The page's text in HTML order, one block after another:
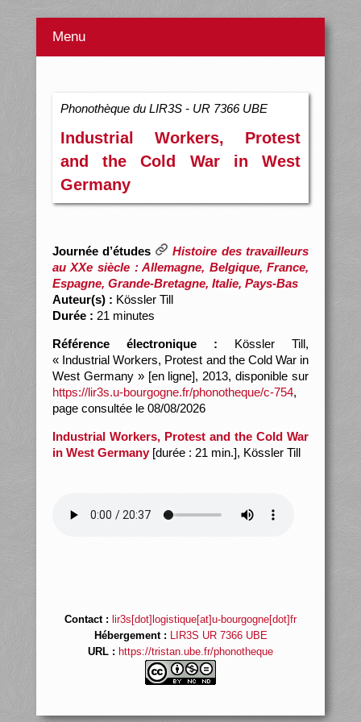
Menu
Phonothèque du LIR3S - UR 7366 UBE
Industrial Workers, Protest
and the Cold War in West
Germany
Journée d’études
Histoire des travailleurs
au XXe siècle : Allemagne, Belgique, France,
Espagne, Grande-Bretagne, Italie, Pays-Bas
Auteur(s) : Kössler Till
Durée : 21 minutes
Référence électronique : Kössler Till,
« Industrial Workers, Protest and the Cold War in
West Germany » [en ligne], 2013, disponible sur
https://lir3s.u-bourgogne.fr/phonotheque/c-754,
page consultée le 08/08/2026
Industrial Workers, Protest and the Cold War
in West Germany[durée : 21 min.], Kössler Till
Contact : lir3s[dot]logistique[at]u-bourgogne[dot]fr
Hébergement : LIR3S UR 7366 UBE
URL : https://tristan.ube.fr/phonotheque